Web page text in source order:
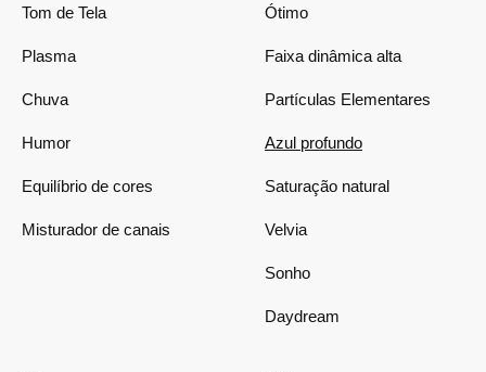
Tom de Tela
Plasma
Chuva
Humor
Equilíbrio de cores
Misturador de canais
Ótimo
Faixa dinâmica alta
Partículas Elementares
Azul profundo
Saturação natural
Velvia
Sonho
Daydream